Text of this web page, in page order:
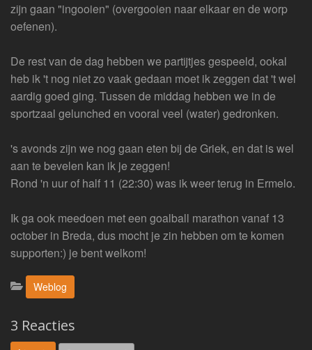
zijn gaan "ingooien" (overgooien naar elkaar en de worp
oefenen).
De rest van de dag hebben we partijtjes gespeeld, ookal
heb ik 't nog niet zo vaak gedaan moet ik zeggen dat 't wel
aardig goed ging. Tussen de middag hebben we in de
sportzaal gelunched en vooral veel (water) gedronken.
's avonds zijn we nog gaan eten bij de Griek, en dat is wel
aan te bevelen kan ik je zeggen!
Rond 'n uur of half 11 (22:30) was ik weer terug in Ermelo.
Ik ga ook meedoen met een goalball marathon vanaf 13
october in Breda, dus mocht je zin hebben om te komen
supporten:) je bent welkom!
Categorieën:
Weblog
3 Reacties